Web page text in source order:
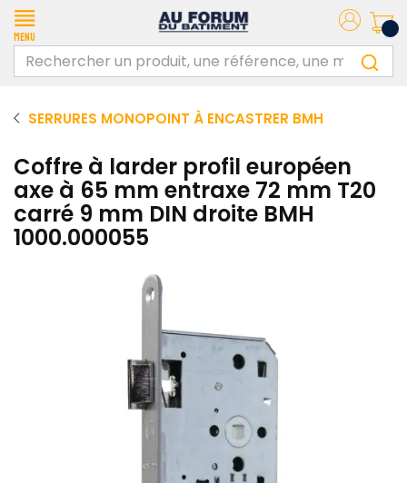
Menu
SERRURES MONOPOINT À ENCASTRER BMH
Coffre à larder profil européen
axe à 65 mm entraxe 72 mm T20
carré 9 mm DIN droite BMH
1000.000055